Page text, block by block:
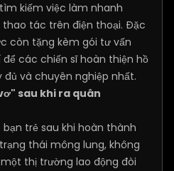
kiếm việc làm nhanh
tác trên điện thoại. Đặc
còn tặng kèm gói tư vấn
các chiến sĩ hoàn thiện hồ
và chuyên nghiệp nhất.
sau khi ra quân
trẻ sau khi hoàn thành
thái mông lung, không
thị trường lao động đòi